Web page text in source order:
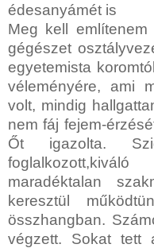
édesanyámét is
Meg kell említenem
gégészet
egyetemista
véleményére, ami
volt, mindig
nem fáj fejem-
Őt igazolta.
maradéktalan
keresztül
összhangban.
végzett. Sokat tett